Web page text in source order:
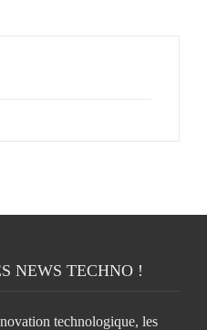
NEWS TECHNO !
technologique, les